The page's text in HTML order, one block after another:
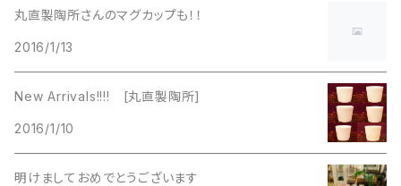
Liz Claiborne
Lucinda
Liz Claiborne
丸直製陶所さんのマグカップも！！
2016/1/13
New Arrivals!!!! [丸直製陶所]
2016/1/10
明けましておめでとうございます